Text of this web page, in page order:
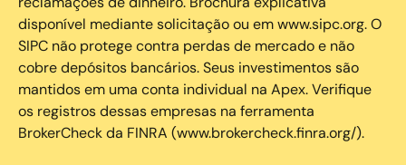
disponível mediante solicitação ou em www.sipc.org. O
SIPC não protege contra perdas de mercado e não
cobre depósitos bancários. Seus investimentos são
mantidos em uma conta individual na Apex. Verifique
os registros dessas empresas na ferramenta
BrokerCheck da FINRA (www.brokercheck.finra.org/).